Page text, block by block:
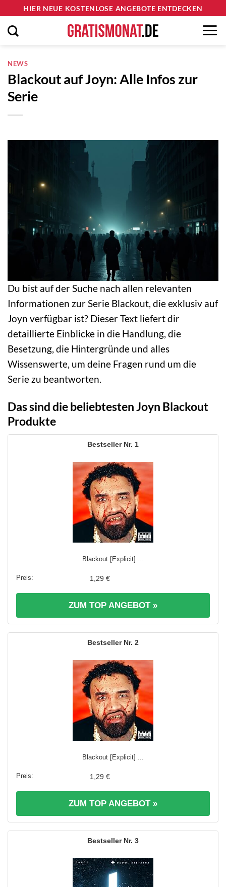
Inhalt
springen
HIER NEUE KOSTENLOSE ANGEBOTE ENTDECKEN
NEWS
Blackout auf Joyn: Alle Infos zur
Serie
Du bist auf der Suche nach allen relevanten
Informationen zur Serie Blackout, die exklusiv auf
Joyn verfügbar ist? Dieser Text liefert dir
detaillierte Einblicke in die Handlung, die
Besetzung, die Hintergründe und alles
Wissenswerte, um deine Fragen rund um die
Serie zu beantworten.
Das sind die beliebtesten Joyn Blackout
Produkte
1
Blackout [Explicit] ...
1,29 €
ZUM TOP ANGEBOT »
2
Blackout [Explicit] ...
1,29 €
ZUM TOP ANGEBOT »
3